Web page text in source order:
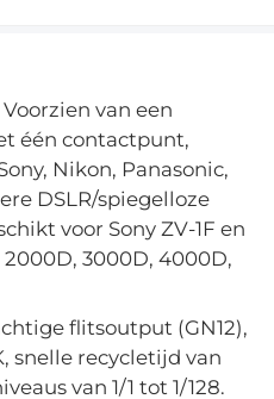
Voorzien van een
één contactpunt,
Nikon, Panasonic,
DSLR/spiegelloze
voor Sony ZV-1F en
2000D, 3000D, 4000D,
flitsoutput (GN12),
snelle recycletijd van
van 1/1 tot 1/128.